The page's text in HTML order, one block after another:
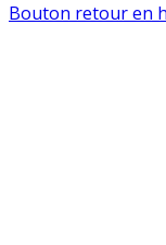
Bouton retour en